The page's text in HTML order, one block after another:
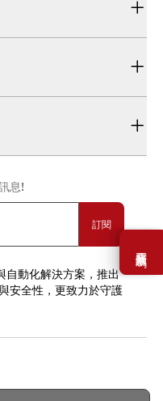
需要幫助嗎？
息!
訂閱
自動化解決方案，推出
安全性，更致力於守護